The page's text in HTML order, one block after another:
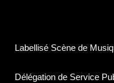
Labellisé Scène de
Délégation de Service